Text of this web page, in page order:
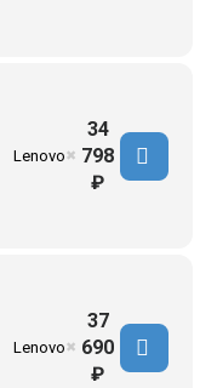
Lenovo ✖
34
798
₽
Lenovo ✖
37
690
₽